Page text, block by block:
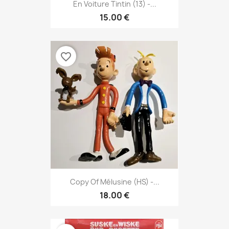
En Voiture Tintin (13) -...
15.00 €
Copy Of Mélusine (HS) -...
18.00 €
favorite_border